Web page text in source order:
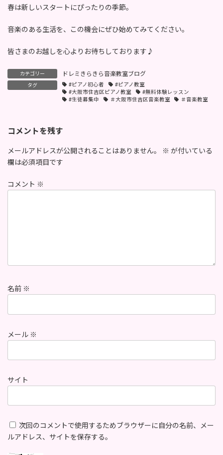
春は新しいスタートにぴったりの季節。
音楽のある生活を、この機会にぜひ始めてみてください。
皆さまのお越しを心よりお待ちしております♪
カテゴリー ドレミきらきら音楽教室ブログ
タグ #ピアノ初心者
#ピアノ教室
#大阪市住吉区ピアノ教室
#無料体験レッスン
#生徒募集中
＃大阪市住吉区音楽教室 ＃音楽教室
コメントを残す
メールアドレスが公開されることはありません。 ※ が付いている
欄は必須項目です
コメント ※
名前 ※
メール ※
サイト
次回のコメントで使用するためブラウザーに自分の名前、メー
ルアドレス、サイトを保存する。